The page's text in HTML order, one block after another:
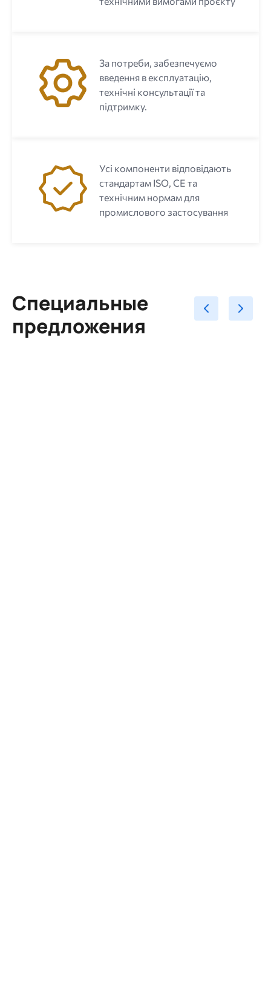
За потреби, забезпечуємо
введення в експлуатацію,
технічні консультації та
підтримку.
Усі компоненти відповідають
стандартам ISO, CE та
технічним нормам для
промислового застосування
Специальные
предложения